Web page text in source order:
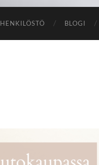
HENKILÖSTÖ BLOGI